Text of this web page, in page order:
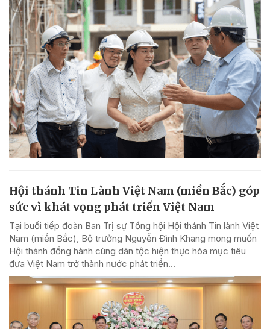
Hội thánh Tin Lành Việt Nam (miền Bắc) góp
sức vì khát vọng phát triển Việt Nam
Tại buổi tiếp đoàn Ban Trị sự Tổng hội Hội thánh Tin lành Việt
Nam (miền Bắc), Bộ trưởng Nguyễn Đình Khang mong muốn
Hội thánh đồng hành cùng dân tộc hiện thực hóa mục tiêu
đưa Việt Nam trở thành nước phát triển...